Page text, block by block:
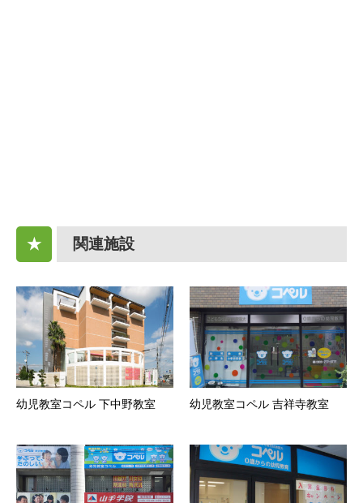
★ 関連施設
幼児教室コペル 下中野教室 幼児教室コペル 吉祥寺教室